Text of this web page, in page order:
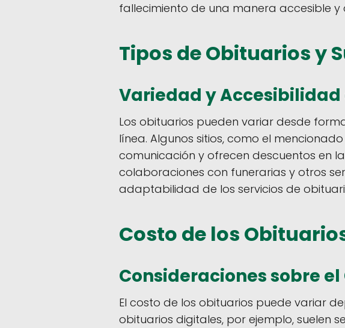
fallecimiento de una manera accesible
Tipos de Obituarios y
Variedad y
Los obituarios pueden variar desde
línea. Algunos sitios, como el
comunicación y ofrecen descuentos en
colaboraciones con funerarias y otros
adaptabilidad de los servicios de
Costo de los
Consideraciones sobre
El costo de los obituarios puede variar
obituarios digitales, por ejemplo, suelen